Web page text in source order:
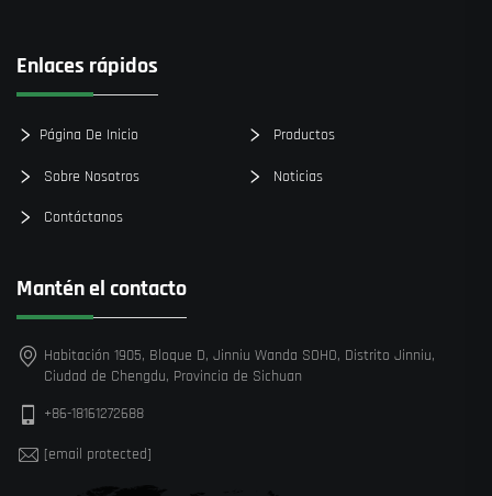
Enlaces rápidos
Página De Inicio Productos
Sobre Nosotros Noticias
Contáctanos
Mantén el contacto
Habitación 1905, Bloque D, Jinniu Wanda SOHO, Distrito Jinniu,
Ciudad de Chengdu, Provincia de Sichuan
+86-18161272688
[email protected]